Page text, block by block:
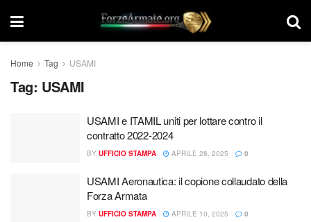
Home Tag USAMI
Tag: USAMI
USAMI e ITAMIL uniti per lottare contro il
contratto 2022-2024
BY UFFICIO STAMPA APRILE 28, 2025 0
USAMI Aeronautica: il copione collaudato della
Forza Armata
BY UFFICIO STAMPA APRILE 10, 2025 0